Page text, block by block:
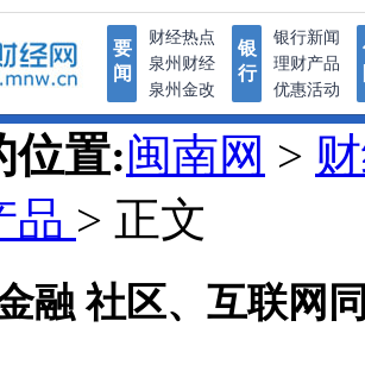
要
闻
财经热点
泉州财经
泉州金改
银
行
银行新闻
理财产品
优惠活动
位置:闽南网 >
品 > 正文
融 社区、互联网